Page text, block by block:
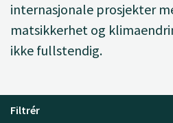
internasjonale prosjekter
matsikkerhet og
ikke fullstendig.
Filtrér